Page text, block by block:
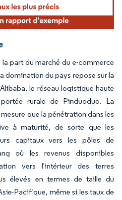
part du marché du e-commerce
domination du pays repose sur la
le réseau logistique haute
rurale de Pinduoduo. La
que la pénétration dans les
à maturité, de sorte que les
capitaux vers les pôles de
où les revenus disponibles
vers l'intérieur des terres
élevés en termes de taille du
Pacifique, même si les taux de